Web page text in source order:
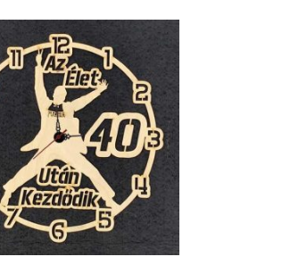
variációja
van.
A
változatok
a
termékoldalon
választhatók
ki